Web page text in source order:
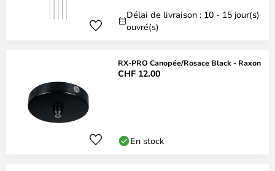
Délai de livraison : 10 - 15 jour(s)
ouvré(s)
RX-PRO Canopée/Rosace Black - Raxon
CHF 12.00
En stock